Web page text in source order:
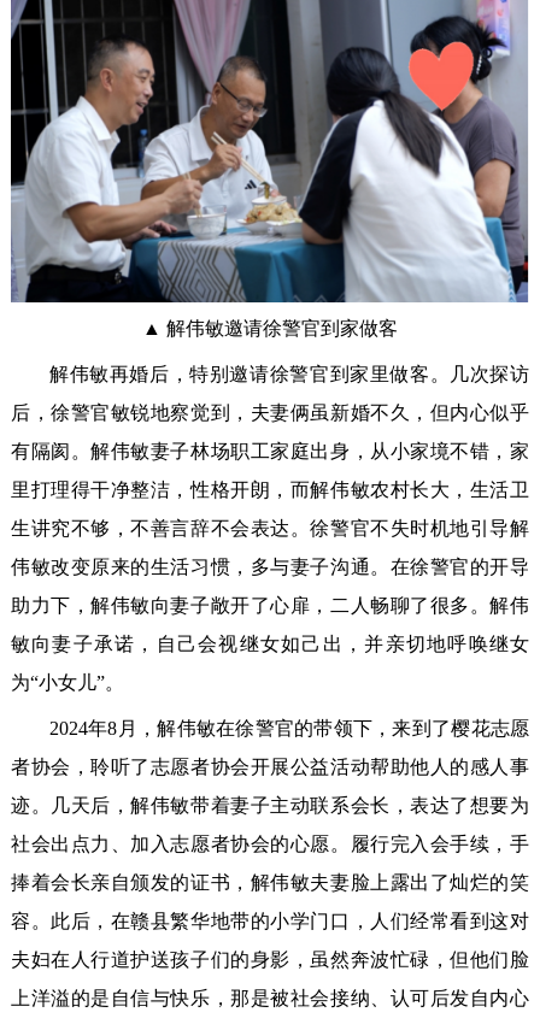
▲ 解伟敏邀请徐警官到家做客
解伟敏再婚后，特别邀请徐警官到家里做客。几次探访
后，徐警官敏锐地察觉到，夫妻俩虽新婚不久，但内心似乎
有隔阂。解伟敏妻子林场职工家庭出身，从小家境不错，家
里打理得干净整洁，性格开朗，而解伟敏农村长大，生活卫
生讲究不够，不善言辞不会表达。徐警官不失时机地引导解
伟敏改变原来的生活习惯，多与妻子沟通。在徐警官的开导
助力下，解伟敏向妻子敞开了心扉，二人畅聊了很多。解伟
敏向妻子承诺，自己会视继女如己出，并亲切地呼唤继女
为“小女儿”。
2024年8月，解伟敏在徐警官的带领下，来到了樱花志愿
者协会，聆听了志愿者协会开展公益活动帮助他人的感人事
迹。几天后，解伟敏带着妻子主动联系会长，表达了想要为
社会出点力、加入志愿者协会的心愿。履行完入会手续，手
捧着会长亲自颁发的证书，解伟敏夫妻脸上露出了灿烂的笑
容。此后，在赣县繁华地带的小学门口，人们经常看到这对
夫妇在人行道护送孩子们的身影，虽然奔波忙碌，但他们脸
上洋溢的是自信与快乐，那是被社会接纳、认可后发自内心